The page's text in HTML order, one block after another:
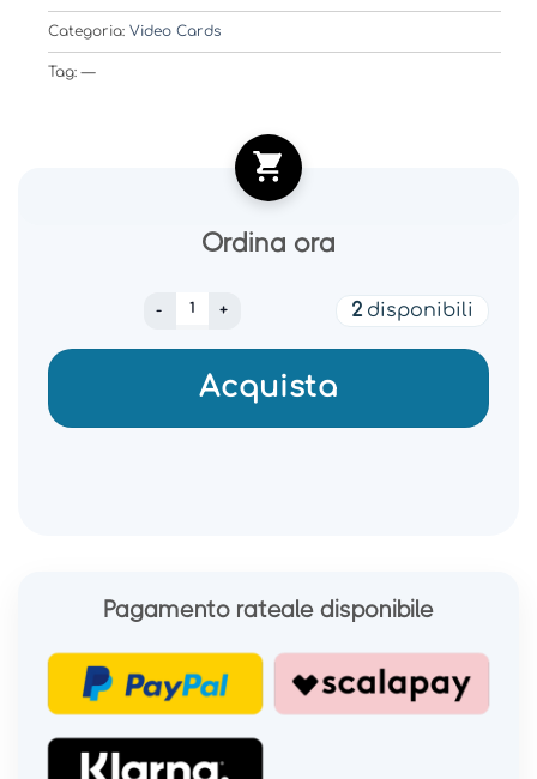
Categoria: Video Cards
Tag: —
Ordina ora
Graphics Card|ASROCK|AMD|Radeon RX
2 disponibili
Acquista
Pagamento rateale disponibile